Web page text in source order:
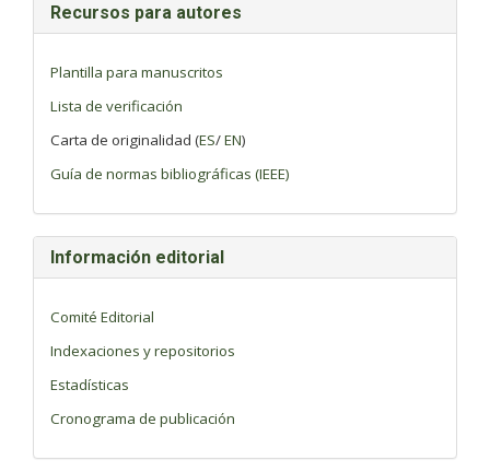
Recursos para autores
Plantilla para manuscritos
Lista de verificación
Carta de originalidad (ES/EN)
Guía de normas bibliográficas (IEEE)
Información editorial
Comité Editorial
Indexaciones y repositorios
Estadísticas
Cronograma de publicación